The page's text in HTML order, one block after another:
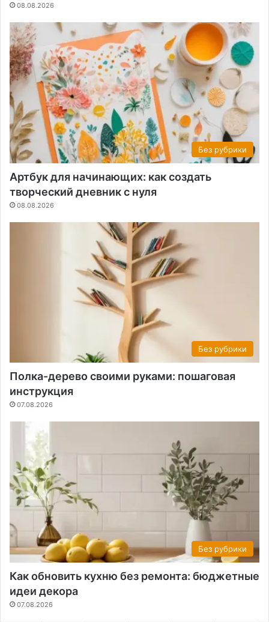
08.08.2026
Без рубрики
Артбук для начинающих: как создать
творческий дневник с нуля
08.08.2026
Без рубрики
Полка-дерево своими руками: пошаговая
инструкция
07.08.2026
Без рубрики
Как обновить кухню без ремонта: бюджетные
идеи декора
07.08.2026